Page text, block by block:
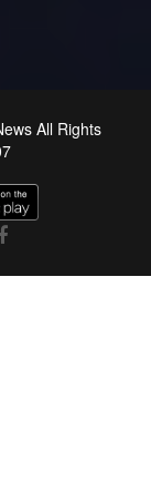
All Rights